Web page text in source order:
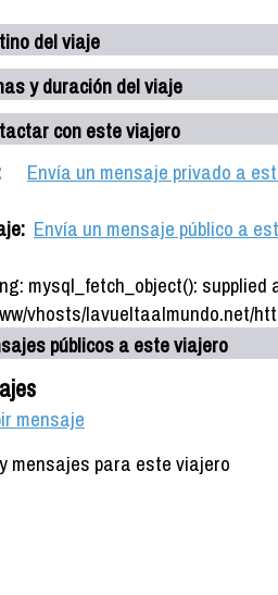
del viaje
y duración del viaje
con este viajero
Envía un mensaje privado a
Envía un mensaje público a
mysql_fetch_object():
vhosts/lavueltaalmundo.net/
públicos a este viajero
mensaje
mensajes para este viajero